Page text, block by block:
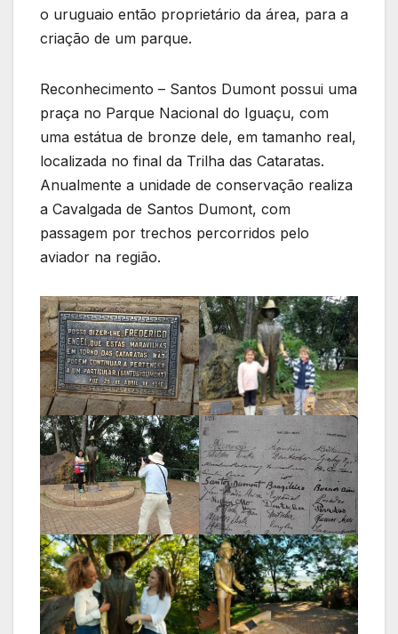
o uruguaio então proprietário da área, para a
criação de um parque.
Reconhecimento – Santos Dumont possui uma
praça no Parque Nacional do Iguaçu, com
uma estátua de bronze dele, em tamanho real,
localizada no final da Trilha das Cataratas.
Anualmente a unidade de conservação realiza
a Cavalgada de Santos Dumont, com
passagem por trechos percorridos pelo
aviador na região.